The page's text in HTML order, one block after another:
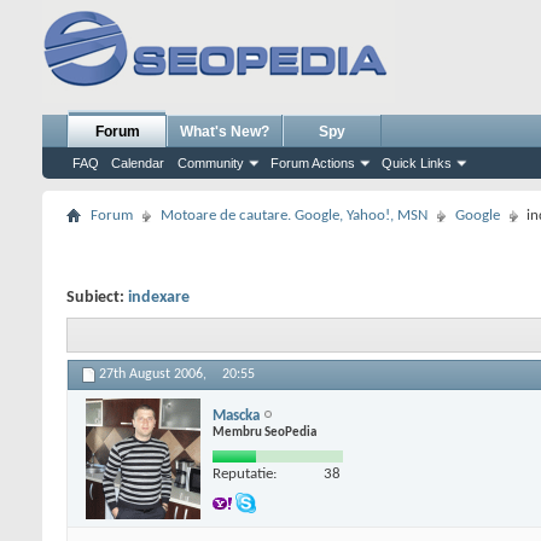
Forum
FAQ Calendar Community Forum Actions Quick Links
What's New? Spy
Forum Motoare de cautare. Google, Yahoo!, MSN Google
Subiect: indexare
27th August 2006, 20:55
Mascka
Membru SeoPedia
Reputatie: 38